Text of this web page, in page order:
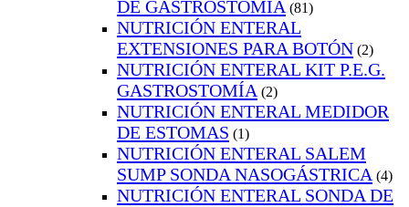
DE GASTROSTOMÍA (81)
NUTRICIÓN ENTERAL
EXTENSIONES PARA BOTÓN (2)
NUTRICIÓN ENTERAL KIT P.E.G.
GASTROSTOMÍA (2)
NUTRICIÓN ENTERAL MEDIDOR
DE ESTOMAS (1)
NUTRICIÓN ENTERAL SALEM
SUMP SONDA NASOGÁSTRICA (4)
NUTRICIÓN ENTERAL SONDA DE